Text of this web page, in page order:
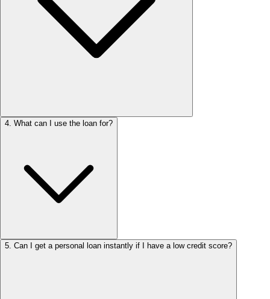
4. What can I use the loan for?
5. Can I get a personal loan instantly if I have a low credit score?